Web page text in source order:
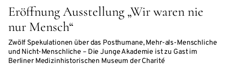
Eröffnung Ausstellung „Wir waren nie
nur Mensch“
Zwölf Spekulationen über das Posthumane, Mehr-als-Menschliche
und Nicht-Menschliche – Die Junge Akademie ist zu Gast im
Berliner Medizinhistorischen Museum der Charité